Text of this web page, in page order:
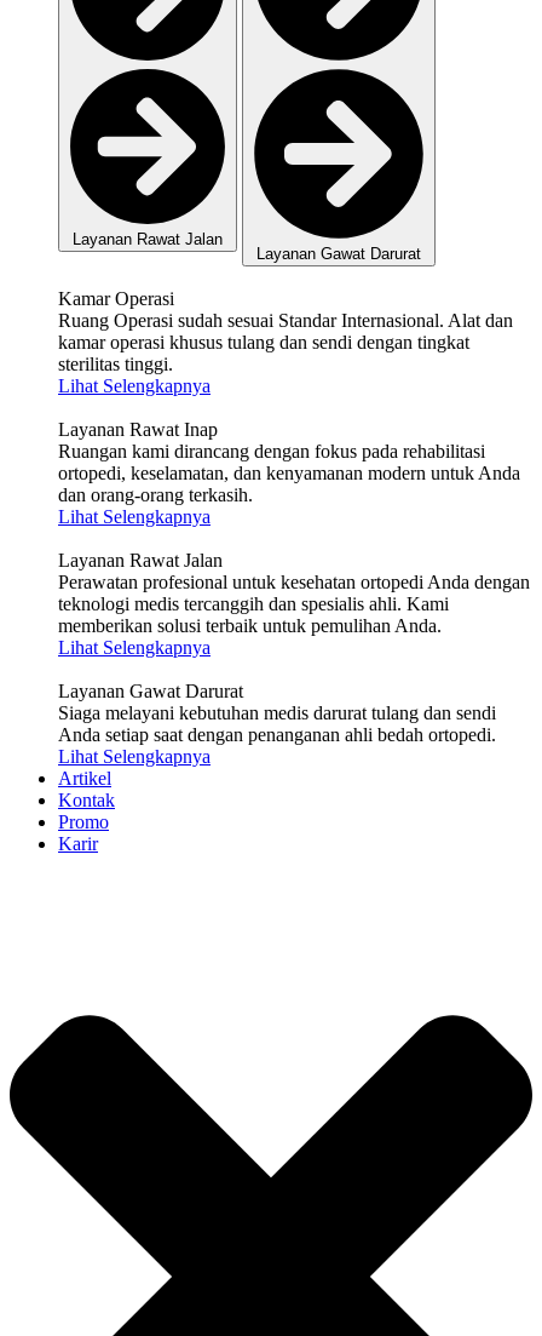
Layanan Rawat Jalan
Layanan Gawat Darurat
Kamar Operasi
Ruang Operasi sudah sesuai Standar Internasional. Alat dan
kamar operasi khusus tulang dan sendi dengan tingkat
sterilitas tinggi.
Lihat Selengkapnya
Layanan Rawat Inap
Ruangan kami dirancang dengan fokus pada rehabilitasi
ortopedi, keselamatan, dan kenyamanan modern untuk Anda
dan orang-orang terkasih.
Lihat Selengkapnya
Layanan Rawat Jalan
Perawatan profesional untuk kesehatan ortopedi Anda dengan
teknologi medis tercanggih dan spesialis ahli. Kami
memberikan solusi terbaik untuk pemulihan Anda.
Lihat Selengkapnya
Layanan Gawat Darurat
Siaga melayani kebutuhan medis darurat tulang dan sendi
Anda setiap saat dengan penanganan ahli bedah ortopedi.
Lihat Selengkapnya
Artikel
Kontak
Promo
Karir